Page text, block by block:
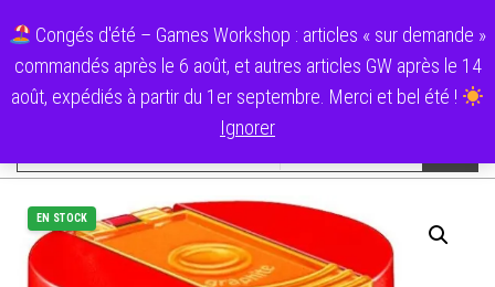
au
contenu
Congés d'été – Games Workshop : articles « sur demande »
commandés après le 6 août, et autres articles GW après le 14
août, expédiés à partir du 1er septembre. Merci et bel été !
Ignorer
Ecolo Cartouche
Catégories
EN STOCK